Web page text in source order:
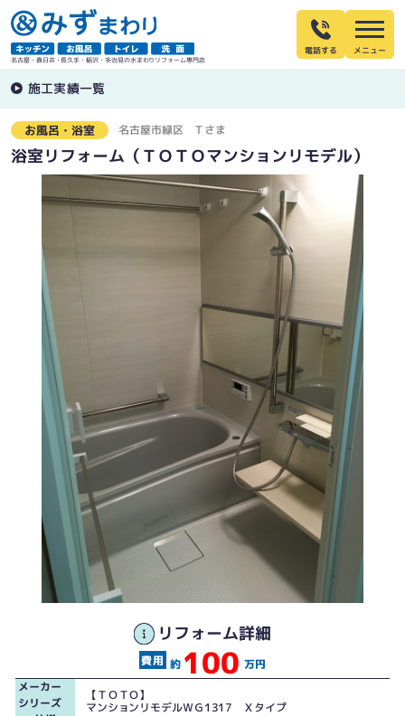
名古屋・春日井・長久手・稲沢・多治見の水まわりリフォーム専門店
電話する
施工実績一覧
お風呂・浴室 名古屋市緑区 Ｔさま
浴室リフォーム（ＴＯＴＯマンションリモデル）
リフォーム詳細
約 100 万円
メーカー
シリーズ
【ＴＯＴＯ】
マンションリモデルＷＧ1317 Ｘタイプ